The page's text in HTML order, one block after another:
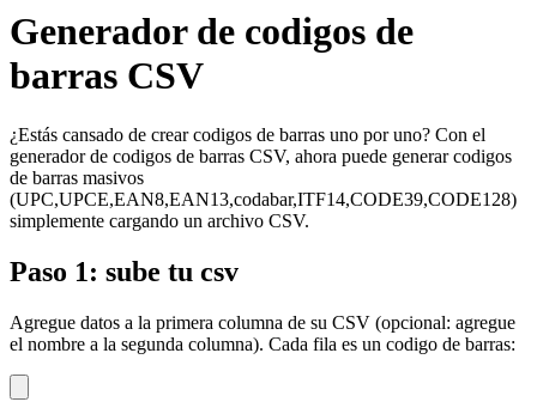
Generador de codigos de
barras CSV
¿Estás cansado de crear codigos de barras uno por uno? Con el
generador de codigos de barras CSV, ahora puede generar codigos
de barras masivos
(UPC,UPCE,EAN8,EAN13,codabar,ITF14,CODE39,CODE128)
simplemente cargando un archivo CSV.
Paso 1: sube tu csv
Agregue datos a la primera columna de su CSV (opcional: agregue
el nombre a la segunda columna). Cada fila es un codigo de barras: